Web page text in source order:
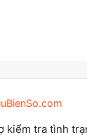
kiểm tra tình